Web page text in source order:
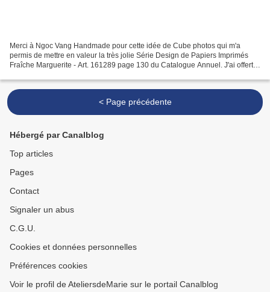
Merci à Ngoc Vang Handmade pour cette idée de Cube photos qui m'a
permis de mettre en valeur la très jolie Série Design de Papiers Imprimés
Fraîche Marguerite - Art. 161289 page 130 du Catalogue Annuel. J'ai offert
< Page précédente
Hébergé par Canalblog
Top articles
Pages
Contact
Signaler un abus
C.G.U.
Cookies et données personnelles
Préférences cookies
Voir le profil de AteliersdeMarie sur le portail Canalblog